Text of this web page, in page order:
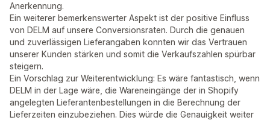
Anerkennung.
Ein weiterer bemerkenswerter Aspekt ist der positive Einfluss
von DELM auf unsere Conversionsraten. Durch die genauen
und zuverlässigen Lieferangaben konnten wir das Vertrauen
unserer Kunden stärken und somit die Verkaufszahlen spürbar
steigern.
Ein Vorschlag zur Weiterentwicklung: Es wäre fantastisch, wenn
DELM in der Lage wäre, die Wareneingänge der in Shopify
angelegten Lieferantenbestellungen in die Berechnung der
Lieferzeiten einzubeziehen. Dies würde die Genauigkeit weiter